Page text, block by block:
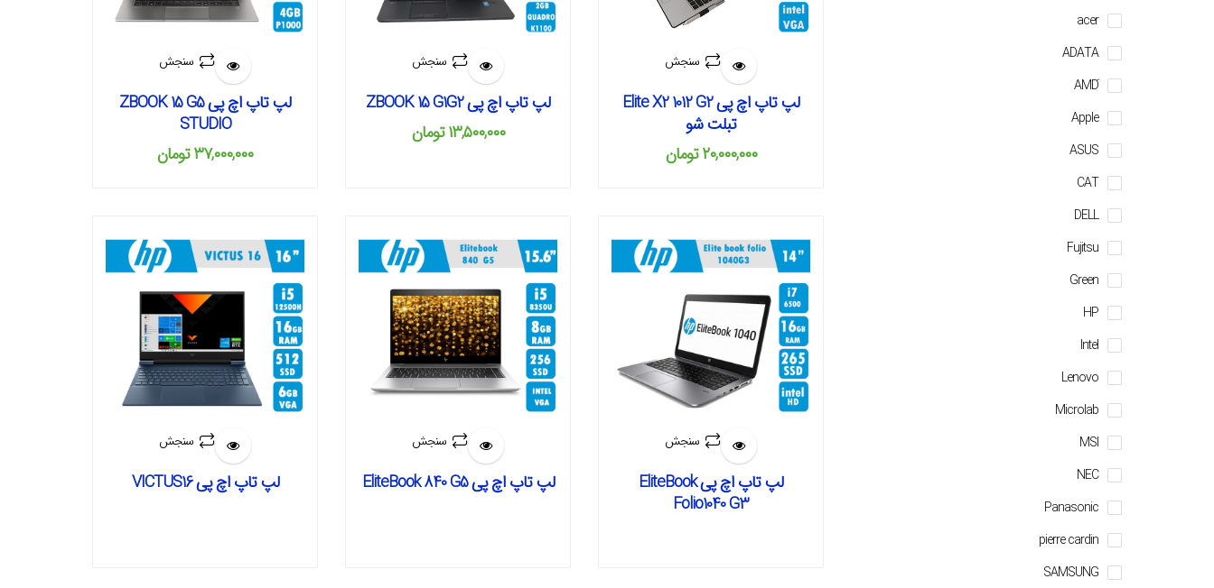
سنجش
لپ تاپ اچ پی Elite X2 1012 G2
تبلت شو
۲۰,۰۰۰,۰۰۰تومان
سنجش
لپ تاپ اچ پی ZBOOK 15 G1G2
۱۳,۵۰۰,۰۰۰تومان
سنجش
لپ تاپ اچ پی ZBOOK 15 G5
STUDIO
۳۷,۰۰۰,۰۰۰تومان
سنجش
لپ تاپ اچ پی EliteBook
Folio1040 G3
سنجش
لپ تاپ اچ پی EliteBook 840 G5
سنجش
لپ تاپ اچ پی VICTUS16
acer
ADATA
Apple
ASUS
CAT
DELL
Fujitsu
Green
HP
Intel
Lenovo
Microlab
MSI
NEC
Panasonic
pierre cardin
SAMSUNG